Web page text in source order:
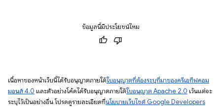
ข้อมูลนี้มีประโยชน์ไหม
เนื้อหาของหน้าเว็บนี้ได้รับอนุญาตภายใต้ใบอนุญาตที่ต้องระบุที่มาของครีเอทีฟคอม
มอนส์ 4.0 และตัวอย่างโค้ดได้รับอนุญาตภายใต้ใบอนุญาต Apache 2.0 เว้นแต่จะ
ระบุไว้เป็นอย่างอื่น โปรดดูรายละเอียดที่นโยบายเว็บไซต์ Google Developers